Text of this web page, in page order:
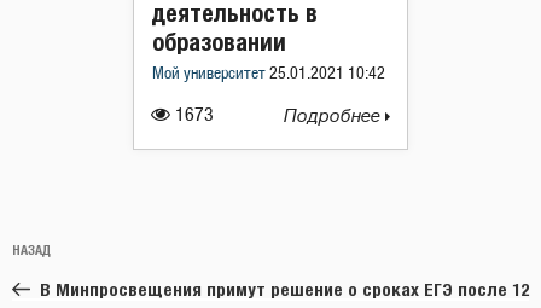
1673
деятельность в
образовании
Мой университет 25.01.2021 10:42
Подробнее
по
записям
Предыдущая
запись:
НАЗАД
В Минпросвещения примут решение о сроках ЕГЭ после 12